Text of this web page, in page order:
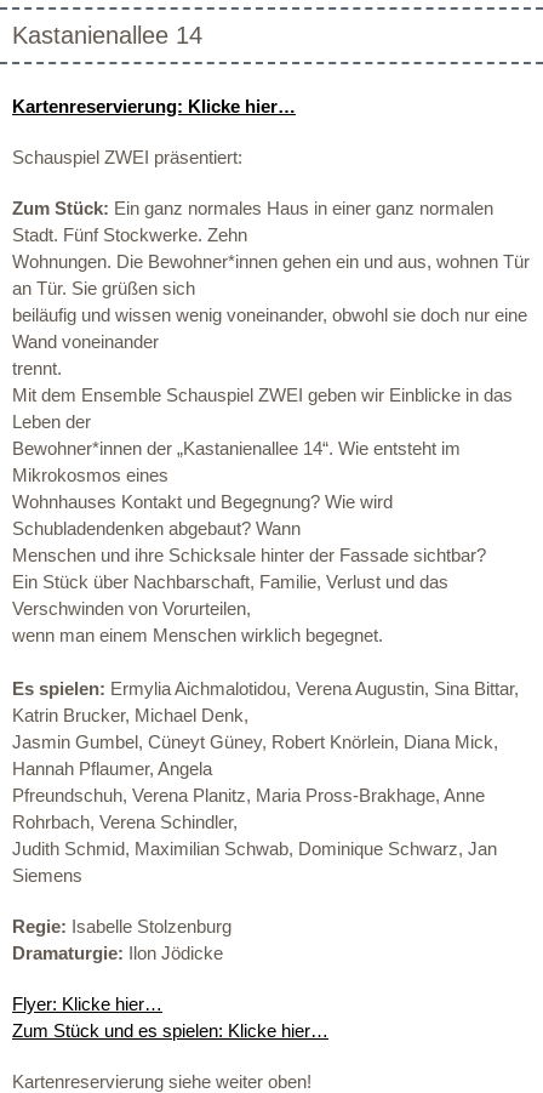
Kastanienallee 14
Kartenreservierung: Klicke hier…
Schauspiel ZWEI präsentiert:
Zum Stück: Ein ganz normales Haus in einer ganz normalen
Stadt. Fünf Stockwerke. Zehn
Wohnungen. Die Bewohner*innen gehen ein und aus, wohnen Tür
an Tür. Sie grüßen sich
beiläufig und wissen wenig voneinander, obwohl sie doch nur eine
Wand voneinander
trennt.
Mit dem Ensemble Schauspiel ZWEI geben wir Einblicke in das
Leben der
Bewohner*innen der „Kastanienallee 14“. Wie entsteht im
Mikrokosmos eines
Wohnhauses Kontakt und Begegnung? Wie wird
Schubladendenken abgebaut? Wann
Menschen und ihre Schicksale hinter der Fassade sichtbar?
Ein Stück über Nachbarschaft, Familie, Verlust und das
Verschwinden von Vorurteilen,
wenn man einem Menschen wirklich begegnet.
Es spielen: Ermylia Aichmalotidou, Verena Augustin, Sina Bittar,
Katrin Brucker, Michael Denk,
Jasmin Gumbel, Cüneyt Güney, Robert Knörlein, Diana Mick,
Hannah Pflaumer, Angela
Pfreundschuh, Verena Planitz, Maria Pross-Brakhage, Anne
Rohrbach, Verena Schindler,
Judith Schmid, Maximilian Schwab, Dominique Schwarz, Jan
Siemens
Regie: Isabelle Stolzenburg
Dramaturgie: Ilon Jödicke
Flyer: Klicke hier…
Zum Stück und es spielen: Klicke hier…
Kartenreservierung siehe weiter oben!